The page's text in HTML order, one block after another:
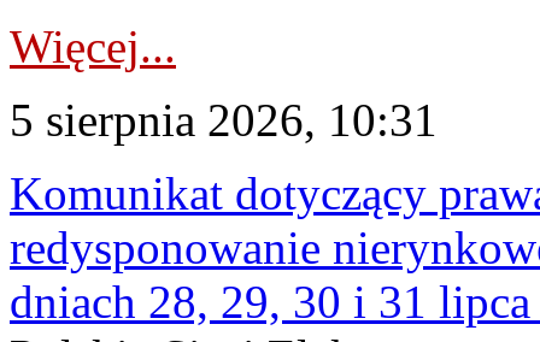
Więcej...
5 sierpnia 2026, 10:31
Komunikat dotyczący
redysponowanie
dniach 28, 29, 30 i 31